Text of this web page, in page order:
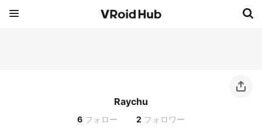
Raychu
6 フォロー 2 フォロワー